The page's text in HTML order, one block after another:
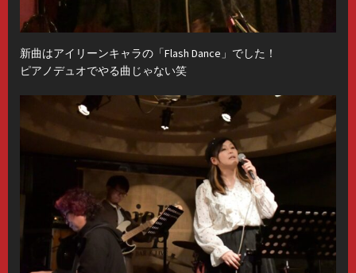
新曲はアイリーンキャラの「Flash Dance」でした！
ピアノデュオでやる曲じゃない笑